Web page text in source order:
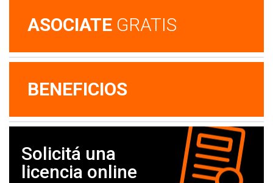
ASOCIATE GRATIS
BENEFICIOS
Solicitá una
licencia online